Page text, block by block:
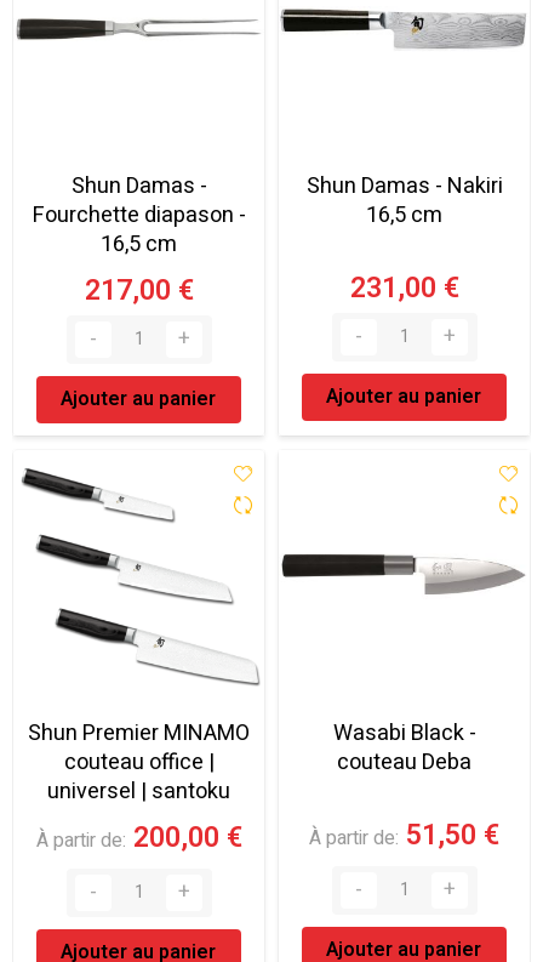
Shun Damas -
Fourchette diapason -
16,5 cm
217,00 €
Ajouter au panier
Shun Damas - Nakiri
16,5 cm
231,00 €
Ajouter au panier
Shun Premier MINAMO
couteau office |
universel | santoku
À partir de 200,00 €
Ajouter au panier
Wasabi Black -
couteau Deba
À partir de 51,50 €
Ajouter au panier